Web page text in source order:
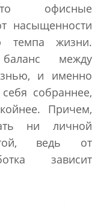
офисные
насыщенности
темпа жизни.
между
и именно
собраннее,
Причем,
ни личной
ведь от
зависит